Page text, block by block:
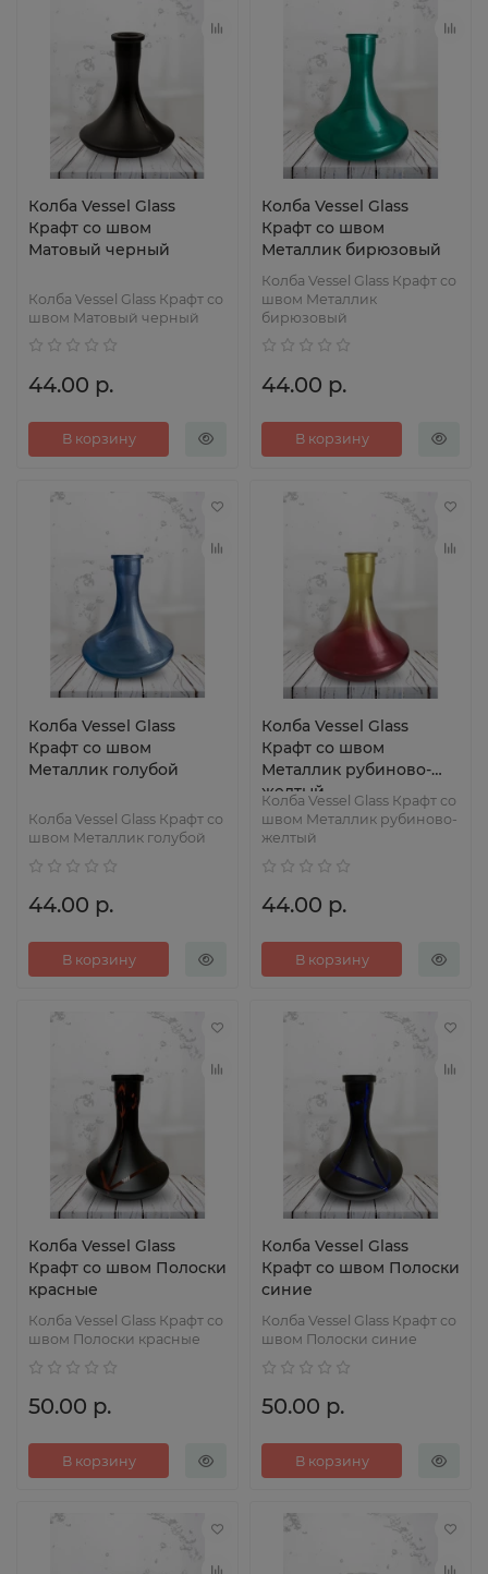
Колба Vessel Glass
Крафт со швом
Матовый черный
Колба Vessel Glass Крафт со
швом Матовый черный
44.00 р.
В корзину
Колба Vessel Glass
Крафт со швом
Металлик бирюзовый
Колба Vessel Glass Крафт со
швом Металлик
бирюзовый
44.00 р.
В корзину
Колба Vessel Glass
Крафт со швом
Металлик голубой
Колба Vessel Glass Крафт со
швом Металлик голубой
44.00 р.
В корзину
Колба Vessel Glass
Крафт со швом
Металлик рубиново-
желтый
Колба Vessel Glass Крафт со
швом Металлик рубиново-
желтый
44.00 р.
В корзину
Колба Vessel Glass
Крафт со швом Полоски
красные
Колба Vessel Glass Крафт со
швом Полоски красные
50.00 р.
В корзину
Колба Vessel Glass
Крафт со швом Полоски
синие
Колба Vessel Glass Крафт со
швом Полоски синие
50.00 р.
В корзину